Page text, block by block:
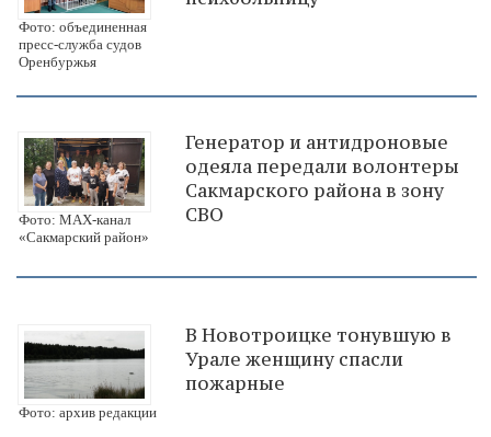
Фото: объединенная
пресс-служба судов
Оренбуржья
Фото: МАХ-канал
«Сакмарский район»
Генератор и антидроновые
одеяла передали волонтеры
Сакмарского района в зону
СВО
Фото: архив редакции
В Новотроицке тонувшую в
Урале женщину спасли
пожарные